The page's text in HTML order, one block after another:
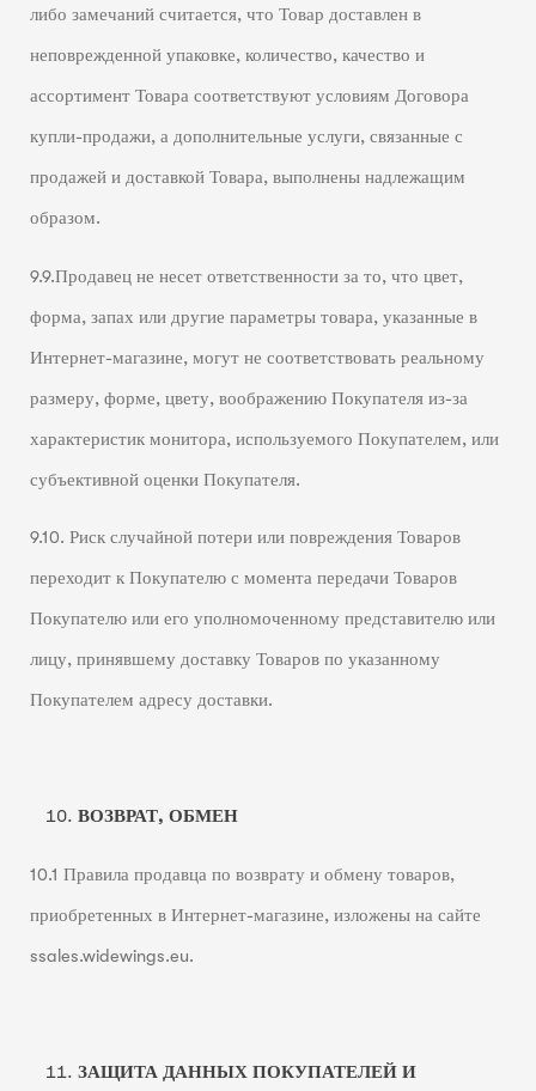
либо замечаний считается, что Товар доставлен в
неповрежденной упаковке, количество, качество и
ассортимент Товара соответствуют условиям Договора
купли-продажи, а дополнительные услуги, связанные с
продажей и доставкой Товара, выполнены надлежащим
образом.
9.9.Продавец не несет ответственности за то, что цвет,
форма, запах или другие параметры товара, указанные в
Интернет-магазине, могут не соответствовать реальному
размеру, форме, цвету, воображению Покупателя из-за
характеристик монитора, используемого Покупателем, или
субъективной оценки Покупателя.
9.10. Риск случайной потери или повреждения Товаров
переходит к Покупателю с момента передачи Товаров
Покупателю или его уполномоченному представителю или
лицу, принявшему доставку Товаров по указанному
Покупателем адресу доставки.
ВОЗВРАТ, ОБМЕН
10.1 Правила продавца по возврату и обмену товаров,
приобретенных в Интернет-магазине, изложены на сайте
ssales.widewings.eu.
ЗАЩИТА ДАННЫХ ПОКУПАТЕЛЕЙ И